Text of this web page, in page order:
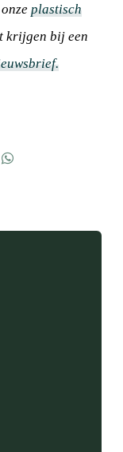
plastisch
krijgen bij een